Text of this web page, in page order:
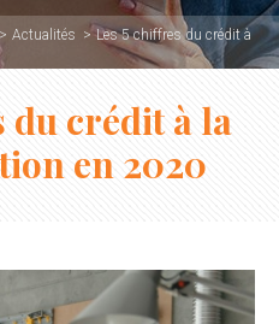
Actualités
Les 5 chiffres du crédit à
du crédit à la
en 2020